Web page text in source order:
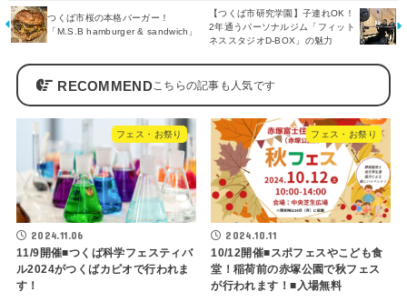
つくば市桜の本格バーガー！
「M.S.B hamburger & sandwich」
【つくば市研究学園】子連れOK！
2年通うパーソナルジム「フィット
ネススタジオD-BOX」の魅力
RECOMMEND
フェス・お祭り
2024.11.06
11/9開催■つくば科学フェスティバ
ル2024がつくばカピオで行われま
す！
フェス・お祭り
2024.10.11
10/12開催■スポフェスやこども食
堂！稲荷前の赤塚公園で秋フェス
が行われます！■入場無料